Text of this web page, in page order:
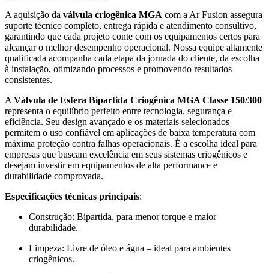
A aquisição da válvula criogênica MGA com a Ar Fusion assegura
suporte técnico completo, entrega rápida e atendimento consultivo,
garantindo que cada projeto conte com os equipamentos certos para
alcançar o melhor desempenho operacional. Nossa equipe altamente
qualificada acompanha cada etapa da jornada do cliente, da escolha
à instalação, otimizando processos e promovendo resultados
consistentes.
A Válvula de Esfera Bipartida Criogênica MGA Classe 150/300
representa o equilíbrio perfeito entre tecnologia, segurança e
eficiência. Seu design avançado e os materiais selecionados
permitem o uso confiável em aplicações de baixa temperatura com
máxima proteção contra falhas operacionais. É a escolha ideal para
empresas que buscam excelência em seus sistemas criogênicos e
desejam investir em equipamentos de alta performance e
durabilidade comprovada.
Especificações técnicas principais:
Construção: Bipartida, para menor torque e maior
durabilidade.
Limpeza: Livre de óleo e água – ideal para ambientes
criogênicos.